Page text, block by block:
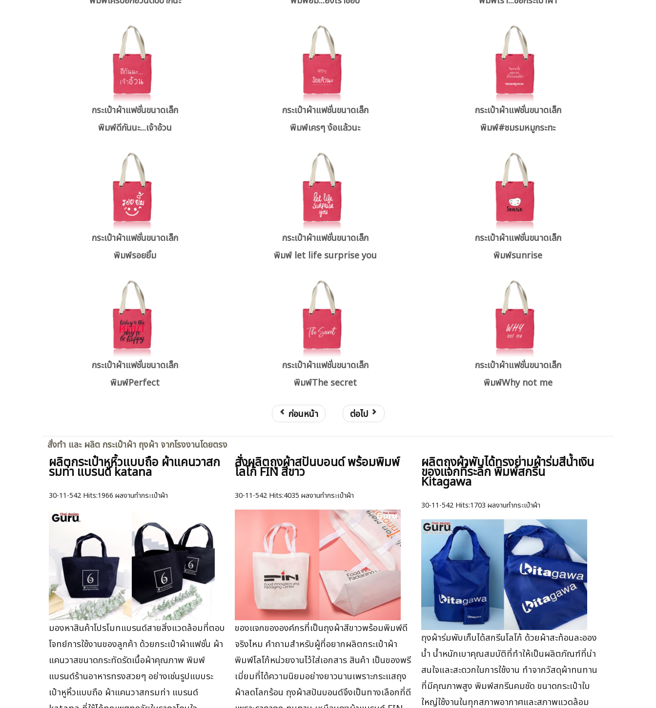
กระเป๋าผ้าแฟชั่นขนาดเล็ก
พิมพ์ดีกันนะ...เจ้าอ้วน
กระเป๋าผ้าแฟชั่นขนาดเล็ก
พิมพ์เครๆ ง้อแล้วนะ
กระเป๋าผ้าแฟชั่นขนาดเล็ก
พิมพ์#ชมรมหมูกระทะ
กระเป๋าผ้าแฟชั่นขนาดเล็ก
พิมพ์รอยยิ้ม
กระเป๋าผ้าแฟชั่นขนาดเล็ก
พิมพ์ let life surprise you
กระเป๋าผ้าแฟชั่นขนาดเล็ก
พิมพ์sunrise
กระเป๋าผ้าแฟชั่นขนาดเล็ก
พิมพ์Perfect
กระเป๋าผ้าแฟชั่นขนาดเล็ก
พิมพ์The secret
กระเป๋าผ้าแฟชั่นขนาดเล็ก
พิมพ์Why not me
ก่อนหน้า ต่อไป
สั่งทำ และ ผลิต กระเป๋าผ้า ถุงผ้า จากโรงงานโดยตรง
ผลิตกระเป๋าหูหิ้วแบบถือ ผ้าแคนวาสก
รมท่า แบรนด์ katana
30-11-542 Hits:1966 ผลงานทำกระเป๋าผ้า
มองหาสินค้าโปรโมทแบรนด์สายสิ่งแวดล้อมที่ตอบ
โจทย์การใช้งานของลูกค้า ด้วยกระเป๋าผ้าแฟชั่น ผ้า
แคนวาสขนาดกระทัดรัดเนื้อผ้าคุณภาพ พิมพ์
แบรนด์ร้านอาหารทรงสวยๆ อย่างเช่นรูปแบบระ
เป๋าหูหิ้วแบบถือ ผ้าแคนวาสกรมท่า แบรนด์
สั่งผลิตถุงผ้าสปันบอนด์ พร้อมพิมพ์
โลโก้ FIN สีขาว
30-11-542 Hits:4035 ผลงานทำกระเป๋าผ้า
ของแจกขององค์กรที่เป็นถุงผ้าสีขาวพร้อมพิมพ์ดี
จริงไหม คำถามสำหรับผู้ที่อยากผลิตกระเป๋าผ้า
พิมพ์โลโก้หน่วยงานไว้ใส่เอกสาร สินค้า เป็นของพรี
เมี่ยมที่ได้ความนิยมอย่างยาวนานเพราะกระแสถุง
ผ้าลดโลกร้อน ถุงผ้าสปันบอนด์จึงเป็นทางเลือกที่ดี
ผลิตถุงผ้าพับได้ทรงย่ามผ้าร่มสีน้ำเงิน
ของแจกที่ระลึก พิมพ์สกรีน
Kitagawa
30-11-542 Hits:1703 ผลงานทำกระเป๋าผ้า
ถุงผ้าร่มพับเก็บได้สกรีนโลโก้ ด้วยผ้าสะท้อนละออง
น้ำ น้ำหนักเบาคุณสมบัติที่ทำให้เป็นผลิตภัณฑ์ที่น่า
สนใจและสะดวกในการใช้งาน ทำจากวัสดุผ้าทนทาน
ที่มีคุณภาพสูง พิมพ์สกรีนคมชัด ขนาดกระเป๋าใบ
ใหญ่ใช้งานในทุกสภาพอากาศและสภาพแวดล้อม